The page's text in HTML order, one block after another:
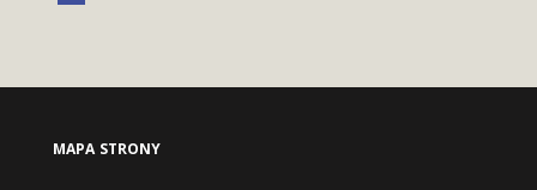
MAPA STRONY